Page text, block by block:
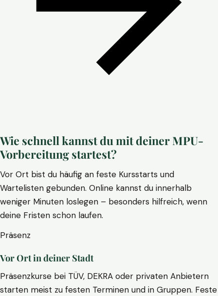
Wie schnell kannst du mit deiner MPU-
Vorbereitung startest?
Vor Ort bist du häufig an feste Kursstarts und
Wartelisten gebunden. Online kannst du innerhalb
weniger Minuten loslegen – besonders hilfreich, wenn
deine Fristen schon laufen.
Präsenz
Vor Ort in deiner Stadt
Präsenzkurse bei TÜV, DEKRA oder privaten Anbietern
starten meist zu festen Terminen und in Gruppen. Feste